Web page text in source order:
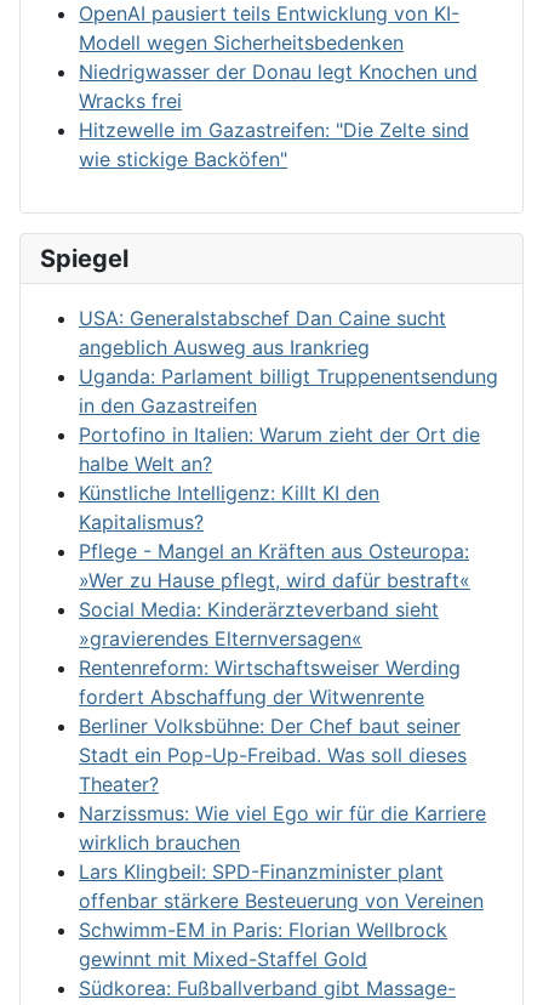
OpenAI pausiert teils Entwicklung von KI-
Modell wegen Sicherheitsbedenken
Niedrigwasser der Donau legt Knochen und
Wracks frei
Hitzewelle im Gazastreifen: "Die Zelte sind
wie stickige Backöfen"
Spiegel
USA: Generalstabschef Dan Caine sucht
angeblich Ausweg aus Irankrieg
Uganda: Parlament billigt Truppenentsendung
in den Gazastreifen
Portofino in Italien: Warum zieht der Ort die
halbe Welt an?
Künstliche Intelligenz: Killt KI den
Kapitalismus?
Pflege - Mangel an Kräften aus Osteuropa:
»Wer zu Hause pflegt, wird dafür bestraft«
Social Media: Kinderärzteverband sieht
»gravierendes Elternversagen«
Rentenreform: Wirtschaftsweiser Werding
fordert Abschaffung der Witwenrente
Berliner Volksbühne: Der Chef baut seiner
Stadt ein Pop-Up-Freibad. Was soll dieses
Theater?
Narzissmus: Wie viel Ego wir für die Karriere
wirklich brauchen
Lars Klingbeil: SPD-Finanzminister plant
offenbar stärkere Besteuerung von Vereinen
Schwimm-EM in Paris: Florian Wellbrock
gewinnt mit Mixed-Staffel Gold
Südkorea: Fußballverband gibt Massage-